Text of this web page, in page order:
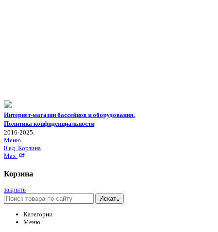
Интернет-магазин бассейнов и оборудования.
Политика конфиденциальности
2016-2025.
Меню
0 ед. Корзина
Max
Корзина
закрыть
Искать
Категории
Меню